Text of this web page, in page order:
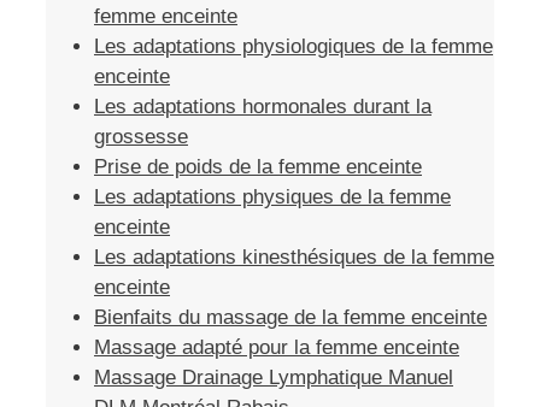
femme enceinte
Les adaptations physiologiques de la femme
enceinte
Les adaptations hormonales durant la
grossesse
Prise de poids de la femme enceinte
Les adaptations physiques de la femme
enceinte
Les adaptations kinesthésiques de la femme
enceinte
Bienfaits du massage de la femme enceinte
Massage adapté pour la femme enceinte
Massage Drainage Lymphatique Manuel